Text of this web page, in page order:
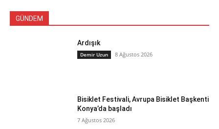
GÜNDEM
Ardışık
Demir Uzun 8 Ağustos 2026
Bisiklet Festivali, Avrupa Bisiklet Başkenti
Konya’da başladı
7 Ağustos 2026